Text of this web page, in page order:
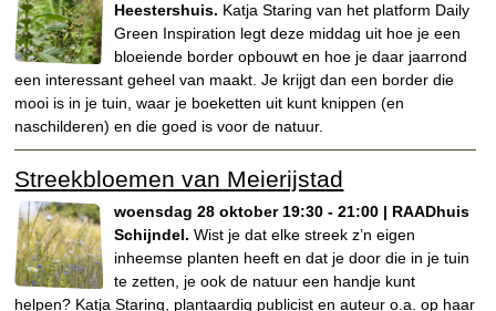
Heestershuis. Katja Staring van het platform Daily
Green Inspiration legt deze middag uit hoe je een
bloeiende border opbouwt en hoe je daar jaarrond
een interessant geheel van maakt. Je krijgt dan een border die
mooi is in je tuin, waar je boeketten uit kunt knippen (en
naschilderen) en die goed is voor de natuur.
Streekbloemen van Meierijstad
woensdag 28 oktober 19:30 - 21:00 | RAADhuis
Schijndel.Wist je dat elke streek z’n eigen
inheemse planten heeft en dat je door die in je tuin
te zetten, je ook de natuur een handje kunt
helpen? Katja Staring, plantaardig publicist en auteur o.a. op haar